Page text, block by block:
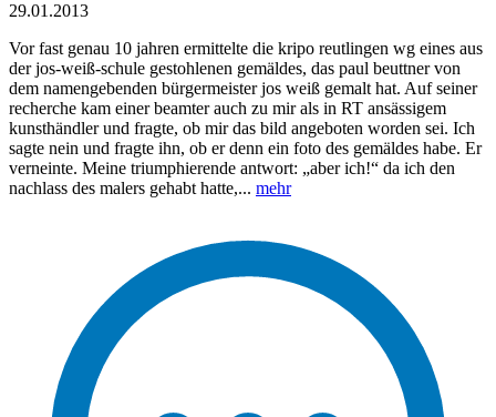
29.01.2013
Vor fast genau 10 jahren ermittelte die kripo reutlingen wg eines aus
der jos-weiß-schule gestohlenen gemäldes, das paul beuttner von
dem namengebenden bürgermeister jos weiß gemalt hat. Auf seiner
recherche kam einer beamter auch zu mir als in RT ansässigem
kunsthändler und fragte, ob mir das bild angeboten worden sei. Ich
sagte nein und fragte ihn, ob er denn ein foto des gemäldes habe. Er
verneinte. Meine triumphierende antwort: „aber ich!“ da ich den
nachlass des malers gehabt hatte,... mehr